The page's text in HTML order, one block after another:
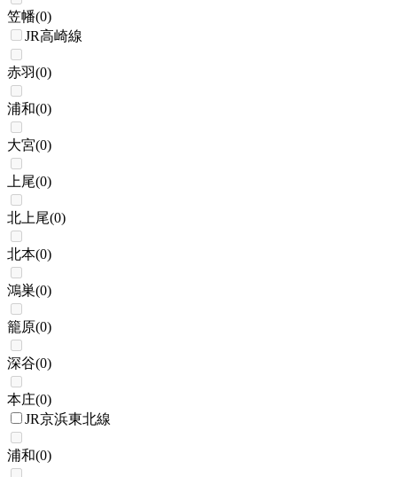
笠幡(0)
JR高崎線
赤羽(0)
浦和(0)
大宮(0)
上尾(0)
北上尾(0)
北本(0)
鴻巣(0)
籠原(0)
深谷(0)
本庄(0)
JR京浜東北線
浦和(0)